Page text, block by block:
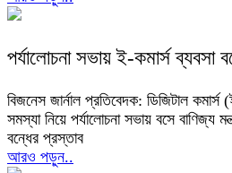
পর্যালোচনা সভায় ই-কমার্স ব্যবসা
বিজনেস জার্নাল প্রতিবেদক: ডিজিটাল কমার্স
সমস্যা নিয়ে পর্যালোচনা সভায় বসে বাণিজ্য
বন্ধের প্রস্তাব
আরও পড়ুন..